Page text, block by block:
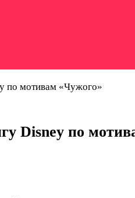
по мотивам «Чужого»
Disney по